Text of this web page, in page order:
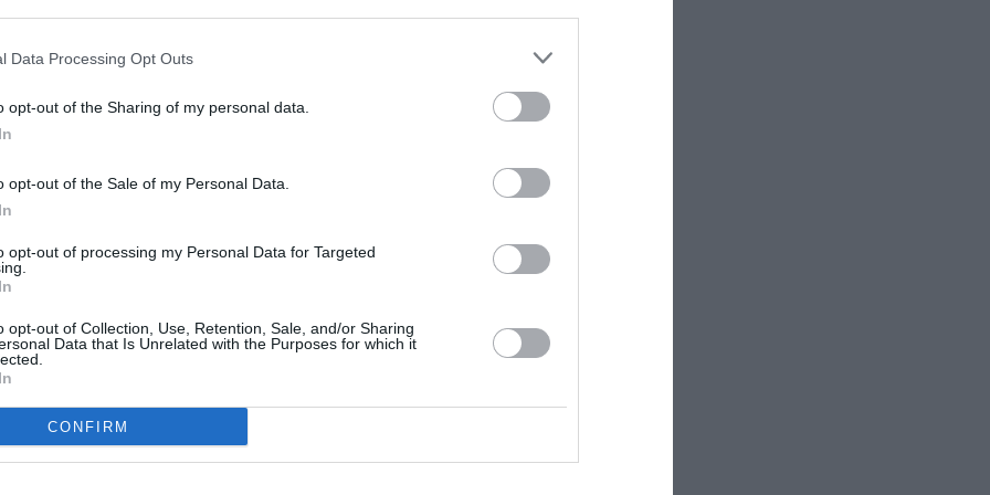
Data Processing Opt Outs
opt-out of the Sharing of my personal data.
opt-out of the Sale of my Personal Data.
opt-out of processing my Personal Data for Targeted
opt-out of Collection, Use, Retention, Sale, and/or Sharing
Data that Is Unrelated with the Purposes for which it
CONFIRM
με πρόσφατο άρθρο του
Reuters, επισκέφτηκε δεκατρείς
πλαίσιο έρευνας που διεξάγει μετά τις
εργαζομένων με υπεργολαβία.
έρευνας που έχει τοποθετήσει κάτω από το
υποθέσεων που απειλούν να
της βιομηχανίας των εκατομμυρίων.
με προϊόντακαισυμβόλαια
κινεζικής ιδιοκτησίας. Το κρίσιμο
αν εμπλέκονται με κάποιον τρόπο στην